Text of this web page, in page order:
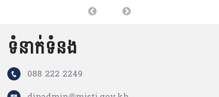
ទំនាក់ទំនង
088 222 2249